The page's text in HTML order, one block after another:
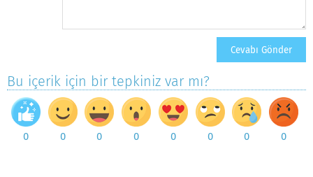
Bu içerik için bir tepkiniz var mı?
0 0 0 0 0 0 0 0